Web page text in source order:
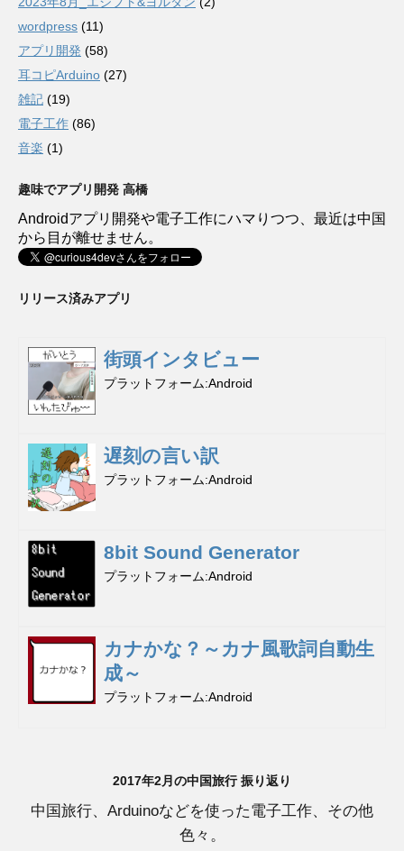
wordpress (11)
アプリ開発 (58)
耳コピArduino (27)
雑記 (19)
電子工作 (86)
音楽 (1)
趣味でアプリ開発 高橋
Androidアプリ開発や電子工作にハマりつつ、最近は中国
から目が離せません。
リリース済みアプリ
街頭インタビュー
プラットフォーム Android
遅刻の言い訳
プラットフォーム Android
8bit Sound Generator
プラットフォーム Android
カナかな？～カナ風歌詞自動生
成～
プラットフォーム Android
2017年2月の中国旅行 振り返り
中国旅行、Arduinoなどを使った電子工作、その他
色々。